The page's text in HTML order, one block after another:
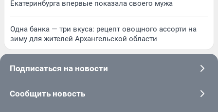
Екатеринбурга впервые показала своего мужа
Одна банка — три вкуса: рецепт овощного ассорти на
зиму для жителей Архангельской области
Подписаться на новости
Сообщить новость